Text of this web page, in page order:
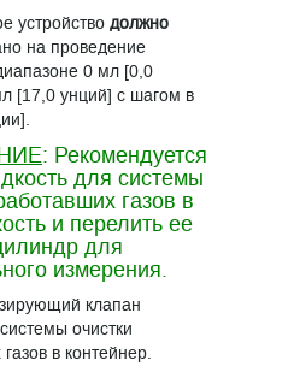
устройстводолжно
на проведение
0 мл [0,0
[17,0 унций] с шагом в
: Рекомендуется
для системы
газов в
и перелить ее
для
измерения.
клапан
очистки
в контейнер.